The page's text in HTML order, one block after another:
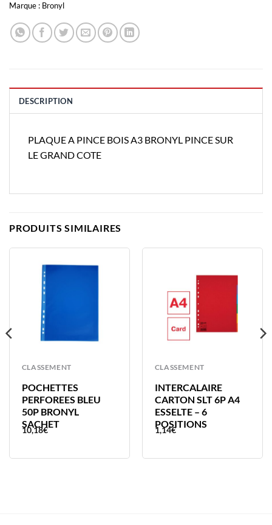
Marque : Bronyl
DESCRIPTION
PLAQUE A PINCE BOIS A3 BRONYL PINCE SUR
LE GRAND COTE
PRODUITS SIMILAIRES
CLASSEMENT
POCHETTES
PERFOREES BLEU
50P BRONYL
SACHET
10,18€
CLASSEMENT
INTERCALAIRE
CARTON SLT 6P A4
ESSELTE – 6
POSITIONS
1,14€